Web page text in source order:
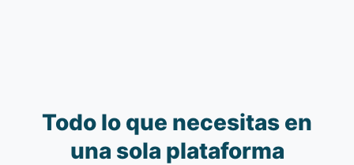
Todo lo que necesitas en
una sola plataforma